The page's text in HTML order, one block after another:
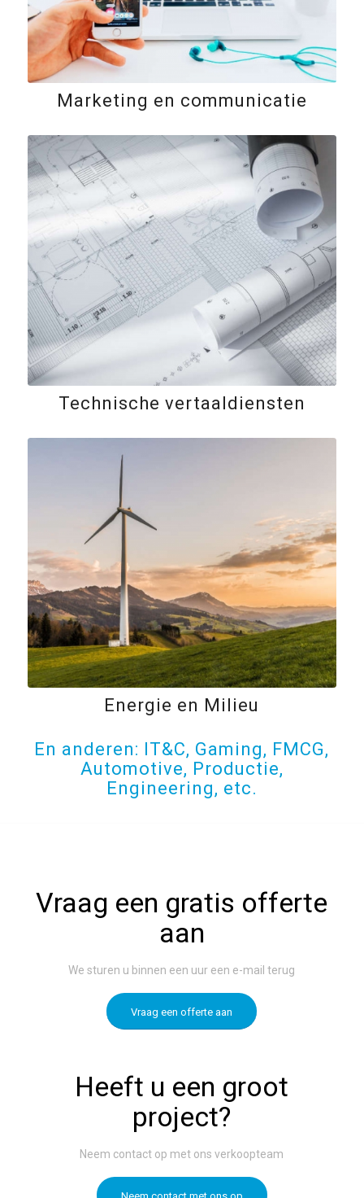
Marketing en communicatie
Technische vertaaldiensten
Energie en Milieu
En anderen: IT&C, Gaming, FMCG,
Automotive, Productie,
Engineering, etc.
Vraag een gratis offerte
aan
We sturen u binnen een uur een e-mail terug
Vraag een offerte aan
Heeft u een groot
project?
Neem contact op met ons verkoopteam